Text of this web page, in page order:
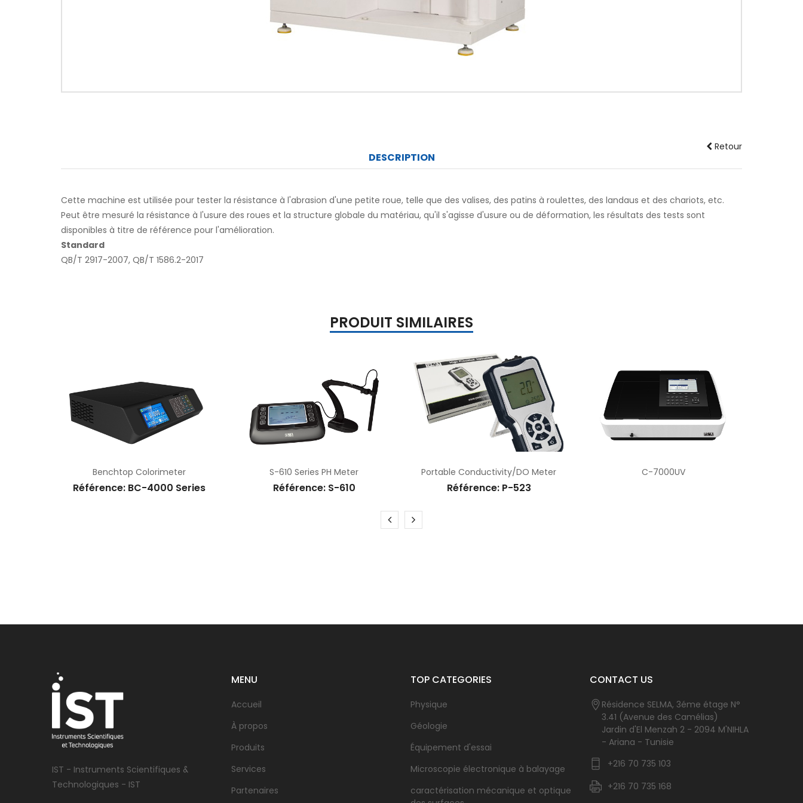
Retour
DESCRIPTION
Cette machine est utilisée pour tester la résistance à l'abrasion d'une petite roue, telle que des valises, des patins à roulettes, des landaus et des chariots, etc.
Peut être mesuré la résistance à l'usure des roues et la structure globale du matériau, qu'il s'agisse d'usure ou de déformation, les résultats des tests sont
disponibles à titre de référence pour l'amélioration.
Standard
QB/T 2917-2007, QB/T 1586.2-2017
PRODUIT SIMILAIRES
Benchtop Colorimeter
Référence: BC-4000 Series
S-610 Series PH Meter
Référence: S-610
Portable Conductivity/DO Meter
Référence: P-523
C-7000UV
IST - Instruments Scientifiques &
Technologiques - IST
MENU
Accueil
À propos
Produits
Services
Partenaires
TOP CATEGORIES
Physique
Géologie
Équipement d'essai
Microscopie électronique à balayage
caractérisation mécanique et optique
CONTACT US
Résidence SELMA, 3éme étage N°
3.41 (Avenue des Camélias)
Jardin d'El Menzah 2 - 2094 M'NIHLA
- Ariana - Tunisie
+216 70 735 103
+216 70 735 168